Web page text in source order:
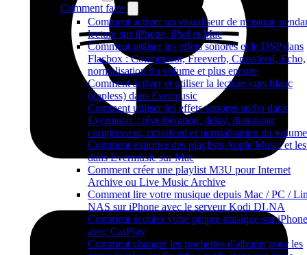
Comment faire
Comment activer un visualiseur de musique
lecture sur iPhone, iPad et Mac
Comment utiliser les effets sonores et le DSP dans
Flacbox : Compressor, Freeverb, Crossfeed, Echo,
normalisation du volume et plus encore
Comment activer et utiliser la lecture sans blanc
(gapless) dans Evermusic
Comment utiliser les effets sonores audio dans
Evermusic : réverbération, delay, distorsion,
compresseur, crossfeed et normalisation du volume
Comment exporter des playlists Apple Music et
dans Evermusic sur Mac
Comment créer une playlist M3U pour Internet
Archive ou Live Music Archive
Comment lire votre musique depuis Mac / PC /
NAS sur iPhone avec le serveur Kodi DLNA
Comment écouter votre propre musique sur iPhone
avec CarPlay
Comment changer les pochettes d'albums pour les